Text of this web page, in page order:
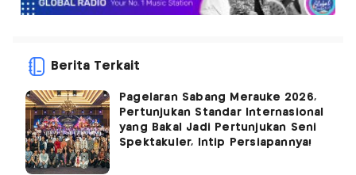
Berita Terkait
Pagelaran Sabang Merauke 2026,
Pertunjukan Standar Internasional
yang Bakal Jadi Pertunjukan Seni
Spektakuler, Intip Persiapannya!